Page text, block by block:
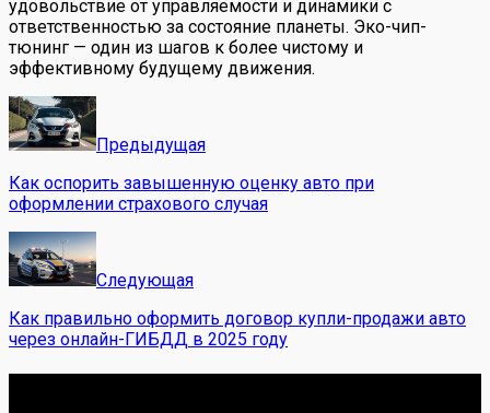
удовольствие от управляемости и динамики с
ответственностью за состояние планеты. Эко-чип-
тюнинг — один из шагов к более чистому и
эффективному будущему движения.
Предыдущая
Как оспорить завышенную оценку авто при
оформлении страхового случая
Следующая
Как правильно оформить договор купли-продажи авто
через онлайн-ГИБДД в 2025 году